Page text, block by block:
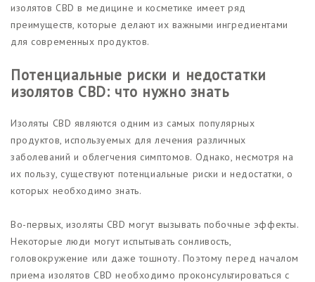
изолятов CBD в медицине и косметике имеет ряд
преимуществ, которые делают их важными ингредиентами
для современных продуктов.
Потенциальные риски и недостатки
изолятов CBD: что нужно знать
Изоляты CBD являются одним из самых популярных
продуктов, используемых для лечения различных
заболеваний и облегчения симптомов. Однако, несмотря на
их пользу, существуют потенциальные риски и недостатки, о
которых необходимо знать.
Во-первых, изоляты CBD могут вызывать побочные эффекты.
Некоторые люди могут испытывать сонливость,
головокружение или даже тошноту. Поэтому перед началом
приема изолятов CBD необходимо проконсультироваться с